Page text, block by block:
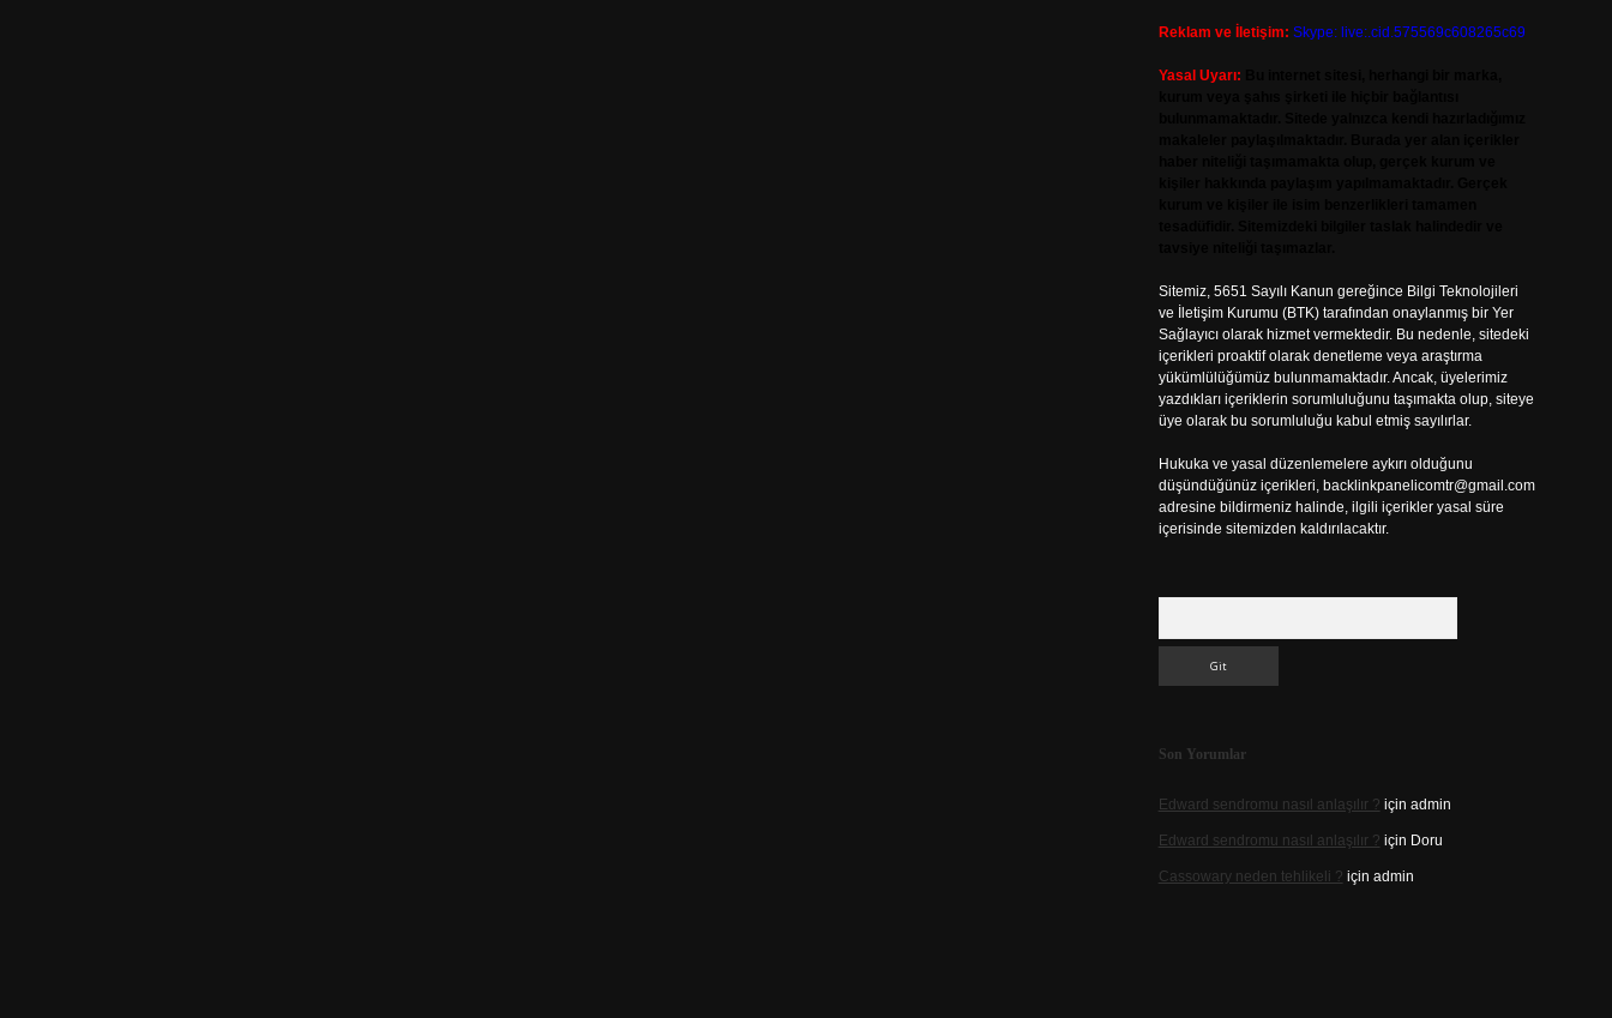
Reklam ve İletişim: Skype: live:.cid.575569c608265c69
Yasal Uyarı:
Sitemiz, 5651 Sayılı Kanun gereğince Bilgi Teknolojileri
ve İletişim Kurumu (BTK) tarafından onaylanmış bir Yer
Sağlayıcı olarak hizmet vermektedir. Bu nedenle, sitedeki
içerikleri proaktif olarak denetleme veya araştırma
yükümlülüğümüz bulunmamaktadır. Ancak, üyelerimiz
yazdıkları içeriklerin sorumluluğunu taşımakta olup, siteye
üye olarak bu sorumluluğu kabul etmiş sayılırlar.
Hukuka ve yasal düzenlemelere aykırı olduğunu
düşündüğünüz içerikleri, backlinkpanelicomtr@gmail.com
adresine bildirmeniz halinde, ilgili içerikler yasal süre
içerisinde sitemizden kaldırılacaktır.
Son Yorumlar
Edward sendromu nasıl anlaşılır ? için admin
Edward sendromu nasıl anlaşılır ? için Doru
Cassowary neden tehlikeli ? için admin